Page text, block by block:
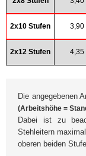
2x10 Stufen 3,90
2x12 Stufen 4,35
Die angegebenen
(Arbeitshöhe =
Dabei ist zu
Stehleitern
oberen beiden